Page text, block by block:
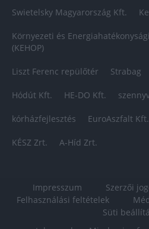
Swietelsky Magyarország Kft.
Környezeti és
(KEHOP)
Liszt Ferenc repülőtér Strabag
Hódút Kft. HE-DO Kft.
kórházfejlesztés EuroAszfalt Kft.
KÉSZ Zrt. A-Híd Zrt.
Impresszum Szerzői
Felhasználási feltételek
Süti